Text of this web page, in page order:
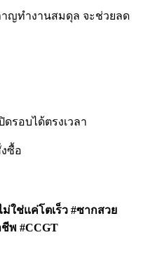
ญทำงานสมดุล จะช่วยลด
รอบได้ตรงเวลา
ซื้อ
ม่ใช่แค่โตเร็ว #ซากสวย
พ #CCGT